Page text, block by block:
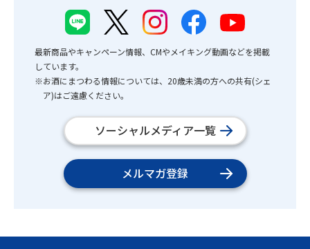
最新商品やキャンペーン情報、CMやメイキング動画などを掲載
しています。
※お酒にまつわる情報については、20歳未満の方への共有(シェ
ア)はご遠慮ください。
ソーシャルメディア一覧
メルマガ登録